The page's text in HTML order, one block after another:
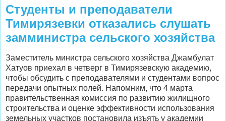
Студенты и преподаватели
Тимирязевки отказались слушать
замминистра сельского хозяйства
Заместитель министра сельского хозяйства Джамбулат
Хатуов приехал в четверг в Тимирязевскую академию,
чтобы обсудить с преподавателями и студентами вопрос
передачи опытных полей. Напомним, что 4 марта
правительственная комиссия по развитию жилищного
строительства и оценке эффективности использования
земельных участков постановила изъять у академии